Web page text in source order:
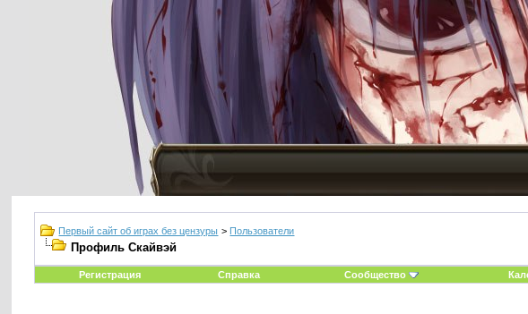
Первый сайт об играх без цензуры > Пользователи
Профиль Скайвэй
Регистрация
Справка Сообщество